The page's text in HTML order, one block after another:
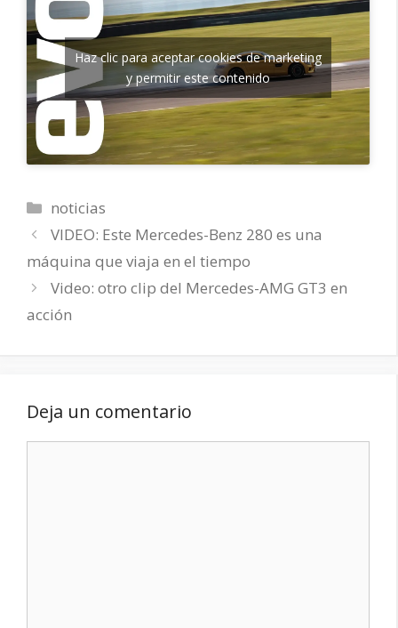
Haz clic para aceptar cookies de marketing
y permitir este contenido
Categorías
noticias
VIDEO: Este Mercedes-Benz 280 es una
máquina que viaja en el tiempo
Video: otro clip del Mercedes-AMG GT3 en
acción
Deja un comentario